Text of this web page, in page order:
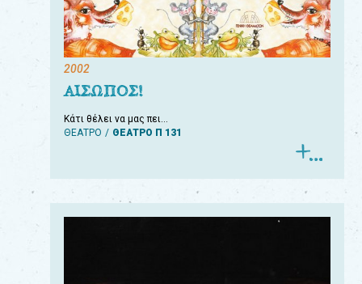
2002
ΑΙΣΩΠΟΣ!
Κάτι θέλει να μας πει…
ΘΕΑΤΡΟ
ΘΕΑΤΡΟ Π 131